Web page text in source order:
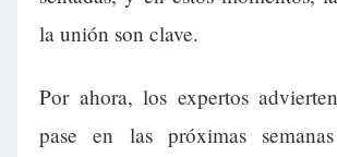
la unión son clave.
Por ahora, los expertos
pase en las próximas